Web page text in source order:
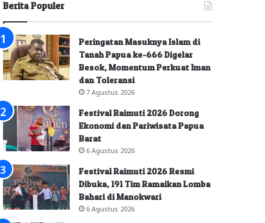
Berita Populer
Peringatan Masuknya Islam di
Tanah Papua ke-666 Digelar
Besok, Momentum Perkuat Iman
dan Toleransi
7 Agustus 2026
Festival Raimuti 2026 Dorong
Ekonomi dan Pariwisata Papua
Barat
6 Agustus 2026
Festival Raimuti 2026 Resmi
Dibuka, 191 Tim Ramaikan Lomba
Bahari di Manokwari
6 Agustus 2026